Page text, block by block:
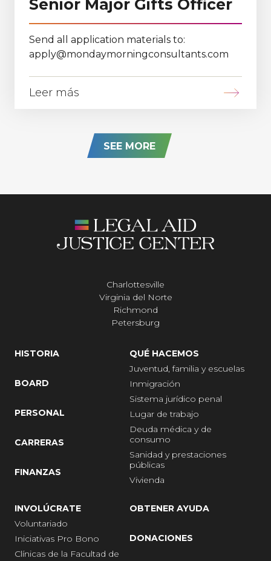
Senior Major Gifts Officer
Send all application materials to:
apply@mondaymorningconsultants.com
Leer más
SEE MORE
Charlottesville
Virginia del Norte
Richmond
Petersburg
HISTORIA
BOARD
PERSONAL
CARRERAS
FINANZAS
QUÉ HACEMOS
Juventud, familia y escuelas
Inmigración
Sistema jurídico penal
Lugar de trabajo
Deuda médica y de
consumo
Sanidad y prestaciones
públicas
Vivienda
INVOLÚCRATE
Voluntariado
Iniciativas Pro Bono
Clínicas de la Facultad de
OBTENER AYUDA
DONACIONES